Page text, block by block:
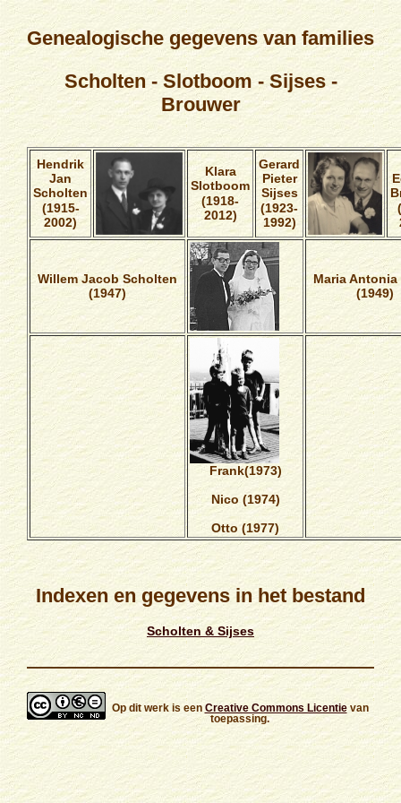
Genealogische gegevens van families
Scholten - Slotboom - Sijses -
Brouwer
Hendrik
Jan
Scholten
(1915-
2002)
Klara
Slotboom
(1918-
2012)
Gerard
Pieter
Sijses
(1923-
1992)
Willem Jacob Scholten
(1947)
Maria Antonia
(1949)
Frank(1973)
Nico (1974)
Otto (1977)
Indexen en gegevens in het bestand
Scholten & Sijses
Op dit werk is een Creative Commons Licentievan
toepassing.